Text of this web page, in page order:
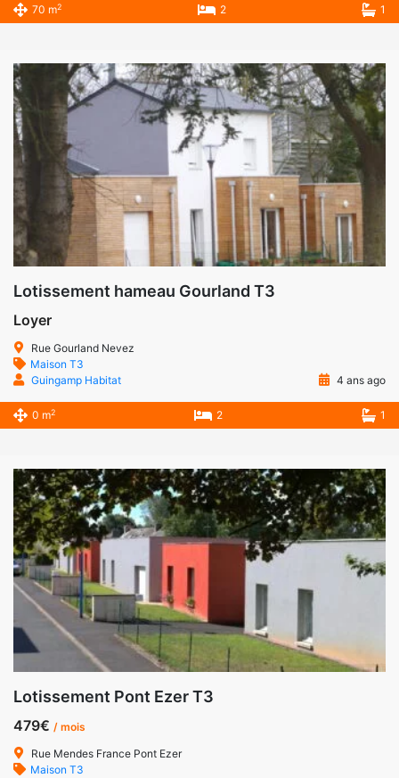
70 m2 2 1
Lotissement hameau Gourland T3
Loyer
Rue Gourland Nevez
Maison T3
Guingamp Habitat
4 ans ago
0 m2 2 1
Lotissement Pont Ezer T3
479€ / mois
Rue Mendes France Pont Ezer
Maison T3